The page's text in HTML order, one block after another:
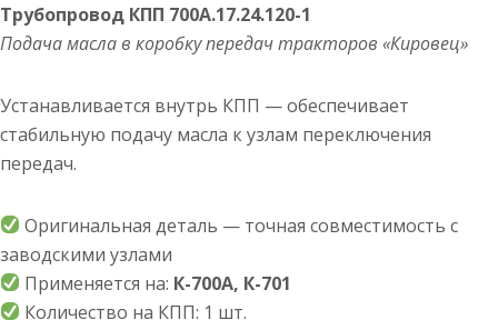
Трубопровод КПП 700А.17.24.120-1
Подача масла в коробку передач тракторов «Кировец»
Устанавливается внутрь КПП — обеспечивает
стабильную подачу масла к узлам переключения
передач.
Оригинальная деталь — точная совместимость с
заводскими узлами
Применяется на: К-700А, К-701
Количество на КПП: 1 шт.